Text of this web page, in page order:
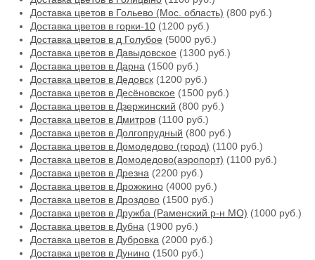
Доставка цветов в Гольево (Мос. область) (800 руб.)
Доставка цветов в горки-10 (1200 руб.)
Доставка цветов в д Голубое (5000 руб.)
Доставка цветов в Давыдовское (1300 руб.)
Доставка цветов в Дарна (1500 руб.)
Доставка цветов в Дедовск (1200 руб.)
Доставка цветов в Десёновское (1500 руб.)
Доставка цветов в Дзержинский (800 руб.)
Доставка цветов в Дмитров (1100 руб.)
Доставка цветов в Долгопрудный (800 руб.)
Доставка цветов в Домодедово (город) (1100 руб.)
Доставка цветов в Домодедово(аэропорт) (1100 руб.)
Доставка цветов в Дрезна (2200 руб.)
Доставка цветов в Дрожжино (4000 руб.)
Доставка цветов в Дроздово (1500 руб.)
Доставка цветов в Дружба (Раменский р-н МО) (1000 руб.)
Доставка цветов в Дубна (1900 руб.)
Доставка цветов в Дубровка (2000 руб.)
Доставка цветов в Дунино (1500 руб.)